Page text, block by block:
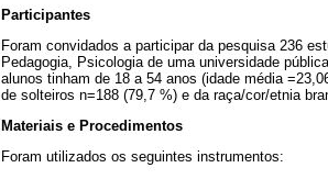
Participantes
Foram convidados a participar da pesquisa 236
Pedagogia, Psicologia de uma universidade
alunos tinham de 18 a 54 anos (idade média
de solteiros n=188 (79,7 %) e da raça/cor/etnia
Materiais e Procedimentos
Foram utilizados os seguintes instrumentos: